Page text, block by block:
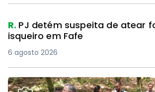
R. PJ detém suspeita de atear
isqueiro em Fafe
6 agosto 2026